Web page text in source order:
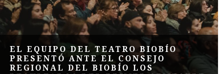
EL EQUIPO DEL TEATRO BIOBÍO
PRESENTÓ ANTE EL CONSEJO
REGIONAL DEL BIOBÍO LOS